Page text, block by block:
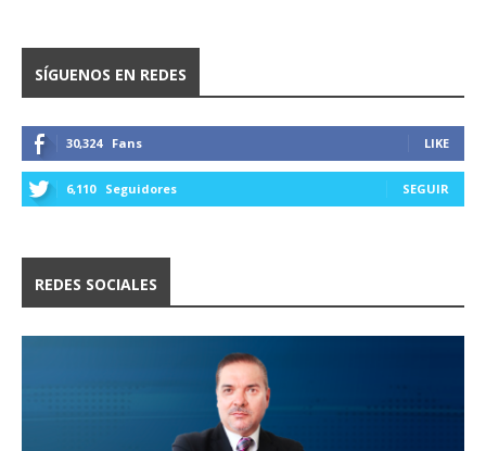
SÍGUENOS EN REDES
30,324 Fans LIKE
6,110 Seguidores SEGUIR
REDES SOCIALES